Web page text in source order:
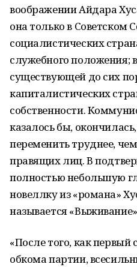
воображении Айдара
она только в Советском
социалистических
служебного положения;
существующей до сих
капиталистических
собственности.
казалось бы,
переменить труднее,
правящих лиц. В
полностью небольшую
новеллку из «романа»
называется
«После того, как первый
обкома партии,